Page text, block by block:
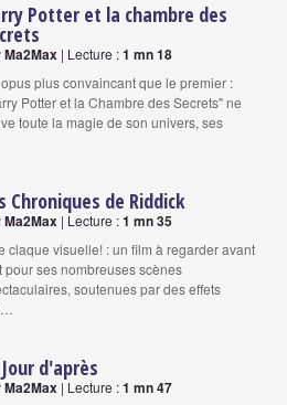
Potter et la chambre des
Ma2Max | Lecture :1 mn 18
plus convaincant que le premier :
Potter et la Chambre des Secrets" ne
toute la magie de son univers, ses
Chroniques de Riddick
Ma2Max | Lecture :1 mn 35
claque visuelle! : un film à regarder avant
pour ses nombreuses scènes
soutenues par des effets
d'après
Ma2Max | Lecture :1 mn 47